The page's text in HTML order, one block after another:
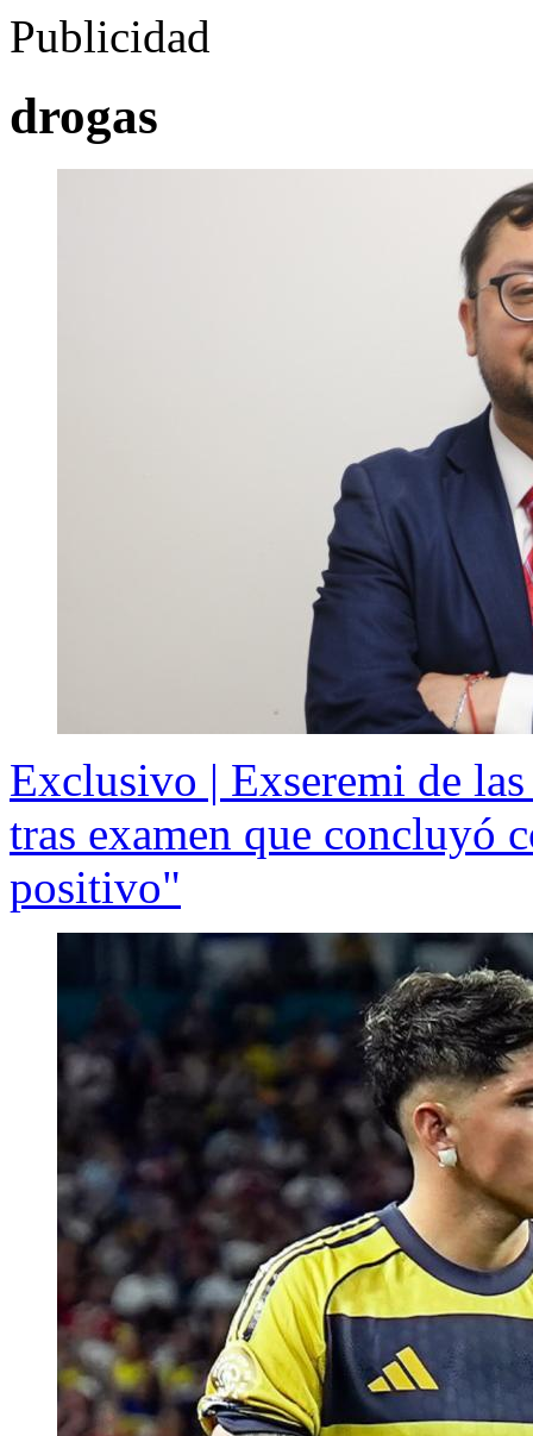
Publicidad
drogas
Exclusivo | Exseremi de
tras examen que concluyó
positivo"